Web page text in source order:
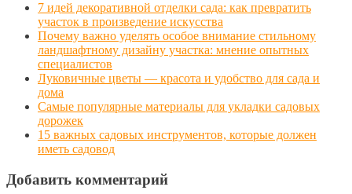
7 идей декоративной отделки сада: как превратить
участок в произведение искусства
Почему важно уделять особое внимание стильному
ландшафтному дизайну участка: мнение опытных
специалистов
Луковичные цветы — красота и удобство для сада и
дома
Самые популярные материалы для укладки садовых
дорожек
15 важных садовых инструментов, которые должен
иметь садовод
Добавить комментарий